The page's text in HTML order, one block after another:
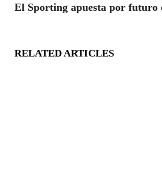
El Sporting apuesta por futuro
RELATED ARTICLES